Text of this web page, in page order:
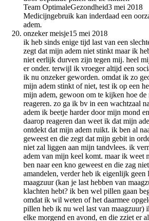
Team OptimaleGezondheid3 mei 2018
Medicijngebruik kan inderdaad een
adem.
onzeker meisje15 mei 2018
ik heb sinds enige tijd last van een
zegt dat mijn adem niet stinkt maar ik
niet eerlijk durven zijn tegen mij. heel
er onder. terwijl ik vroeger altijd een
ik nu onzeker geworden. omdat ik zo
mijn adem stinkt of niet, test ik op een
mijn adem, gewoon om te kijken hoe de
reageren. zo ga ik bv in een wachtzaal
adem ik beetje harder door mijn mond
daarop reageren dan weet ik dat mijn
ontdekt dat mijn adem ruikt. ik ben al
geweest en die zegt dat mijn gebit in
niet zal liggen aan mijn tandvlees. ik
adem van mijn keel komt. maar ik weet
ben naar een kno geweest en die zag
amandelen, verder heb ik eigenlijk geen
maagzuur (kan je last hebben van
klachten hebt? ik ben wel pillen gaan
omdat ik wil weten of het daarmee
pillen heb ik nu wel last van maagzuur)
elke morgend en avond, en die zziet er